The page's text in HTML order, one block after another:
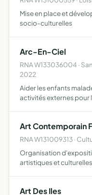
Mise en place et
socio-culturelles
Arc-En-Ciel
RNA W133036004 ·
2022
Aider les enfants
activités externes pour
Art Contemporain
RNA W131009313 ·
Organisation
artistiques et
Art Des Iles